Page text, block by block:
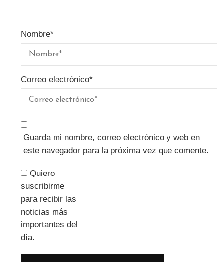
Nombre*
Correo electrónico*
Guarda mi nombre, correo electrónico y web en
este navegador para la próxima vez que comente.
Quiero
suscribirme
para recibir las
noticias más
importantes del
día.